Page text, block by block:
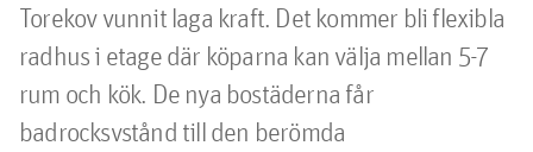
Torekov vunnit laga kraft. Det kommer bli flexibla
radhus i etage där köparna kan välja mellan 5-7
rum och kök. De nya bostäderna får
badrocksvstånd till den berömda